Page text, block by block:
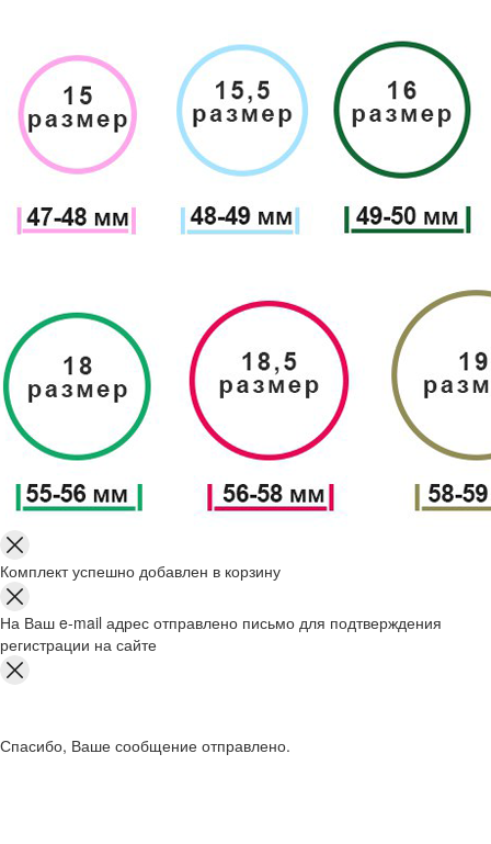
Комплект успешно добавлен в корзину
На Ваш e-mail адрес отправлено письмо для подтверждения
регистрации на сайте
Спасибо, Ваше сообщение отправлено.